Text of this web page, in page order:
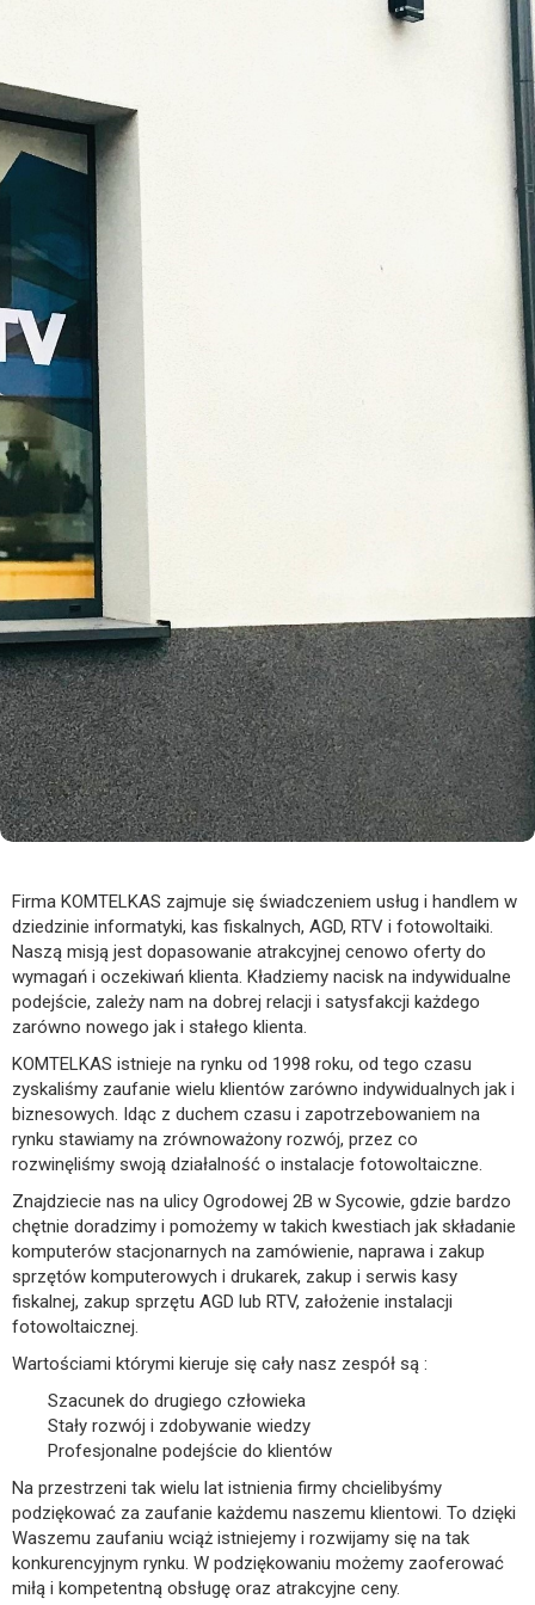
Firma KOMTELKAS zajmuje się świadczeniem usług i handlem w
dziedzinie informatyki, kas fiskalnych, AGD, RTV i fotowoltaiki.
Naszą misją jest dopasowanie atrakcyjnej cenowo oferty do
wymagań i oczekiwań klienta. Kładziemy nacisk na indywidualne
podejście, zależy nam na dobrej relacji i satysfakcji każdego
zarówno nowego jak i stałego klienta.
KOMTELKAS istnieje na rynku od 1998 roku, od tego czasu
zyskaliśmy zaufanie wielu klientów zarówno indywidualnych jak i
biznesowych. Idąc z duchem czasu i zapotrzebowaniem na
rynku stawiamy na zrównoważony rozwój, przez co
rozwinęliśmy swoją działalność o instalacje fotowoltaiczne.
Znajdziecie nas na ulicy Ogrodowej 2B w Sycowie, gdzie bardzo
chętnie doradzimy i pomożemy w takich kwestiach jak składanie
komputerów stacjonarnych na zamówienie, naprawa i zakup
sprzętów komputerowych i drukarek, zakup i serwis kasy
fiskalnej, zakup sprzętu AGD lub RTV, założenie instalacji
fotowoltaicznej.
Wartościami którymi kieruje się cały nasz zespół są :
Szacunek do drugiego człowieka
Stały rozwój i zdobywanie wiedzy
Profesjonalne podejście do klientów
Na przestrzeni tak wielu lat istnienia firmy chcielibyśmy
podziękować za zaufanie każdemu naszemu klientowi. To dzięki
Waszemu zaufaniu wciąż istniejemy i rozwijamy się na tak
konkurencyjnym rynku. W podziękowaniu możemy zaoferować
miłą i kompetentną obsługę oraz atrakcyjne ceny.